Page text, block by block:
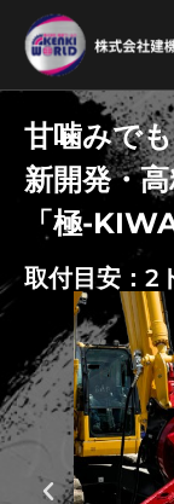
甘噛みでも
新開発・
「極-
取付目安：2